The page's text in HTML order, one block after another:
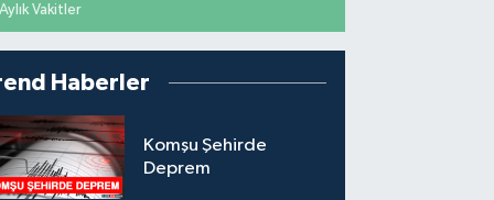
Aylık Vakitler
Haberler
Komşu Şehirde
Deprem